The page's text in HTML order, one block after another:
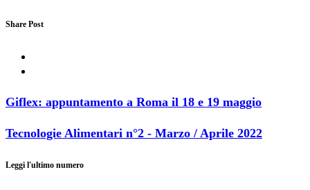
Share Post
Giflex: appuntamento a Roma il 18 e 19 maggio
Tecnologie Alimentari n°2 - Marzo / Aprile 2022
Leggi l'ultimo numero